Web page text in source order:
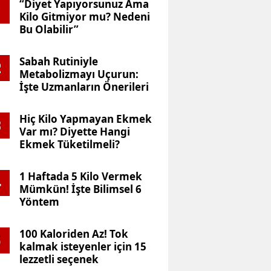
“Sabun Diyeti”
90 Günde 16
Yakımı
yla
menin
“Diyet Yapıyorsunuz Ama
Kilo Gitmiyor mu? Nedeni
Bu Olabilir”
Sabah Rutiniyle
Metabolizmayı Uçurun:
İşte Uzmanların Önerileri
Hiç Kilo Yapmayan Ekmek
Var mı? Diyette Hangi
Ekmek Tüketilmeli?
1 Haftada 5 Kilo Vermek
Mümkün! İşte Bilimsel 6
Yöntem
100 Kaloriden Az! Tok
kalmak isteyenler için 15
lezzetli seçenek